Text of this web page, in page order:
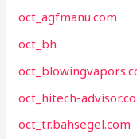
oct_agfmanu.com
oct_bh
oct_hitech-
oct_tr.bahsegel.com